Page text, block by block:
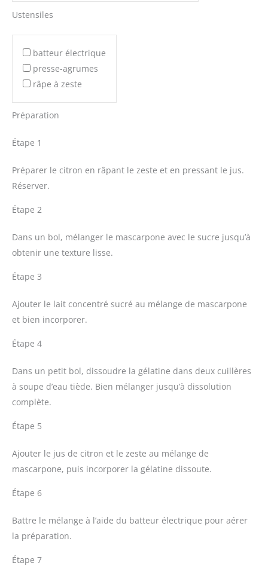
Ustensiles
batteur électrique
presse-agrumes
râpe à zeste
Préparation
Étape 1
Préparer le citron en râpant le zeste et en pressant le jus.
Réserver.
Étape 2
Dans un bol, mélanger le mascarpone avec le sucre jusqu’à
obtenir une texture lisse.
Étape 3
Ajouter le lait concentré sucré au mélange de mascarpone
et bien incorporer.
Étape 4
Dans un petit bol, dissoudre la gélatine dans deux cuillères
à soupe d’eau tiède. Bien mélanger jusqu’à dissolution
complète.
Étape 5
Ajouter le jus de citron et le zeste au mélange de
mascarpone, puis incorporer la gélatine dissoute.
Étape 6
Battre le mélange à l’aide du batteur électrique pour aérer
la préparation.
Étape 7